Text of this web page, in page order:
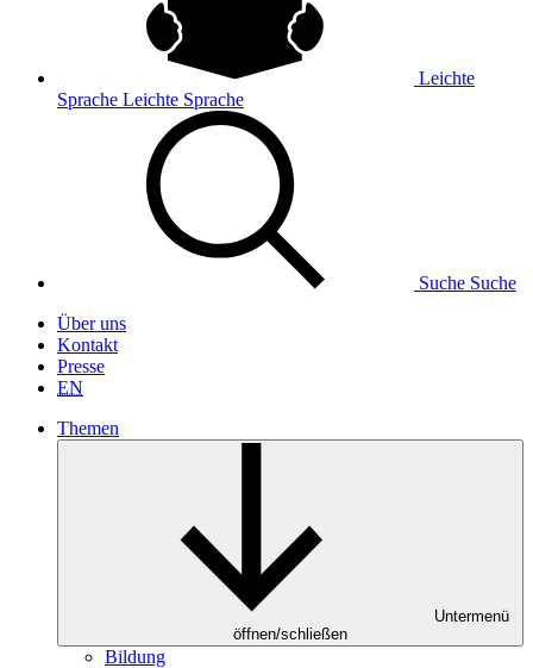
Leichte
Sprache Leichte Sprache
Suche Suche
Über uns
Kontakt
Presse
EN
Themen
Untermenü
öffnen/schließen
Bildung